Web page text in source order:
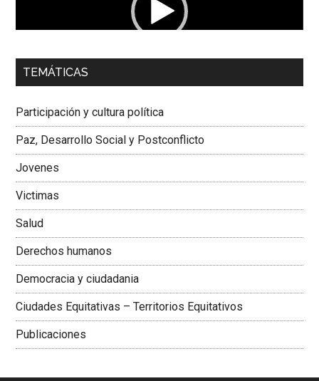
00:00
Dra. Carolina Corcho Mejía,Presidenta Corporación
Latinoamericana Sur, Vicepresidenta Federación Médica
Colombiana
TEMÁTICAS
Participación y cultura política
Paz, Desarrollo Social y Postconflicto
Jovenes
Victimas
Salud
Derechos humanos
Democracia y ciudadania
Ciudades Equitativas – Territorios Equitativos
Publicaciones